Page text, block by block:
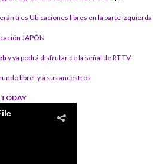
tres Ubicaciones libres en la parte izquierda
JAPÓN
y ya podrá disfrutar de la señal de RT TV
libre" y a sus ancestros
TODAY